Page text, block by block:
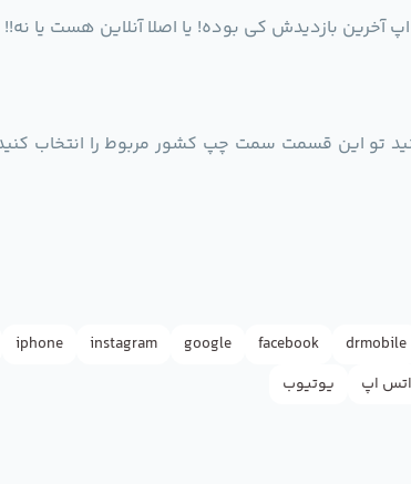
آخرین بازدیدش کی بوده! یا اصلا آنلاین هست یا
تو این قسمت سمت چپ کشور مربوط را انتخاب
drmobile
facebook
google
instagram
iphone
اپ یوتیوب